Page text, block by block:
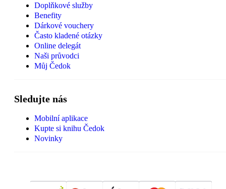
Doplňkové služby
Benefity
Dárkové vouchery
Často kladené otázky
Online delegát
Naši průvodci
Můj Čedok
Sledujte nás
Mobilní aplikace
Kupte si knihu Čedok
Novinky